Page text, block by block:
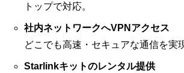
トップで対応。
社内ネットワークへVPNアクセス
どこでも高速・セキュアな通信を実
Starlinkキットのレンタル提供